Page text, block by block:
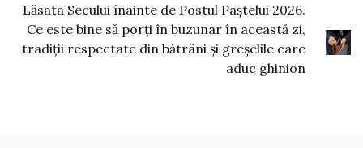
Lăsata Secului înainte de Postul Paștelui 2026.
Ce este bine să porți în buzunar în această zi,
tradiții respectate din bătrâni și greșelile care
aduc ghinion